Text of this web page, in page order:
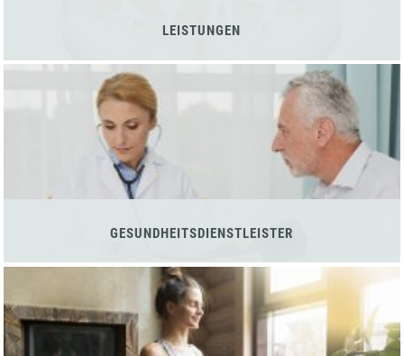
LEISTUNGEN
GESUNDHEITSDIENSTLEISTER